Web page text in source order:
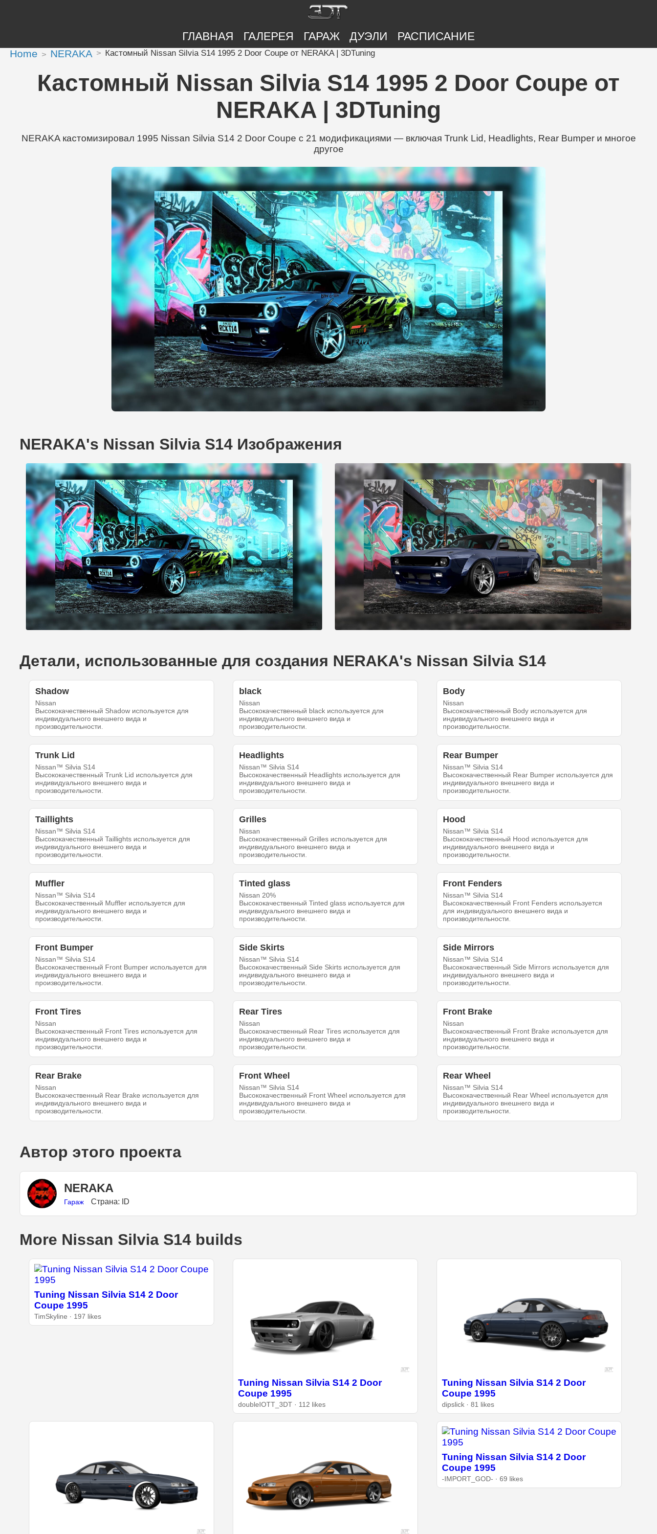
ГЛАВНАЯ ГАЛЕРЕЯ ГАРАЖ ДУЭЛИ РАСПИСАНИЕ
Home NERAKA Кастомный Nissan Silvia S14 1995 2 Door Coupe от NERAKA | 3DTuning
Кастомный Nissan Silvia S14 1995 2 Door Coupe от
NERAKA | 3DTuning
NERAKA кастомизировал 1995 Nissan Silvia S14 2 Door Coupe с 21 модификациями — включая Trunk Lid, Headlights, Rear Bumper и многое
другое
NERAKA's Nissan Silvia S14 Изображения
Детали, использованные для создания NERAKA's Nissan Silvia S14
Shadow
Nissan
Высококачественный Shadow используется для
индивидуального внешнего вида и
производительности.
black
Nissan
Высококачественный black используется для
индивидуального внешнего вида и
производительности.
Body
Nissan
Высококачественный Body используется для
индивидуального внешнего вида и
производительности.
Trunk Lid
Nissan™ Silvia S14
Высококачественный Trunk Lid используется для
индивидуального внешнего вида и
производительности.
Headlights
Nissan™ Silvia S14
Высококачественный Headlights используется для
индивидуального внешнего вида и
производительности.
Rear Bumper
Nissan™ Silvia S14
Высококачественный Rear Bumper используется для
индивидуального внешнего вида и
производительности.
Taillights
Nissan™ Silvia S14
Высококачественный Taillights используется для
индивидуального внешнего вида и
производительности.
Grilles
Nissan
Высококачественный Grilles используется для
индивидуального внешнего вида и
производительности.
Hood
Nissan™ Silvia S14
Высококачественный Hood используется для
индивидуального внешнего вида и
производительности.
Muffler
Nissan™ Silvia S14
Высококачественный Muffler используется для
индивидуального внешнего вида и
производительности.
Tinted glass
Nissan 20%
Высококачественный Tinted glass используется для
индивидуального внешнего вида и
производительности.
Front Fenders
Nissan™ Silvia S14
Высококачественный Front Fenders используется
для индивидуального внешнего вида и
производительности.
Front Bumper
Nissan™ Silvia S14
Высококачественный Front Bumper используется для
индивидуального внешнего вида и
производительности.
Side Skirts
Nissan™ Silvia S14
Высококачественный Side Skirts используется для
индивидуального внешнего вида и
производительности.
Side Mirrors
Nissan™ Silvia S14
Высококачественный Side Mirrors используется для
индивидуального внешнего вида и
производительности.
Front Tires
Nissan
Высококачественный Front Tires используется для
индивидуального внешнего вида и
производительности.
Rear Tires
Nissan
Высококачественный Rear Tires используется для
индивидуального внешнего вида и
производительности.
Front Brake
Nissan
Высококачественный Front Brake используется для
индивидуального внешнего вида и
производительности.
Rear Brake
Nissan
Высококачественный Rear Brake используется для
индивидуального внешнего вида и
производительности.
Front Wheel
Nissan™ Silvia S14
Высококачественный Front Wheel используется для
индивидуального внешнего вида и
производительности.
Rear Wheel
Nissan™ Silvia S14
Высококачественный Rear Wheel используется для
индивидуального внешнего вида и
производительности.
Автор этого проекта
NERAKA
Гараж Страна: ID
More Nissan Silvia S14 builds
Tuning Nissan Silvia S14 2 Door
Coupe 1995
TimSkyline · 197 likes
Tuning Nissan Silvia S14 2 Door
Coupe 1995
doubleIOTT_3DT · 112 likes
Tuning Nissan Silvia S14 2 Door
Coupe 1995
dipslick · 81 likes
Tuning Nissan Silvia S14 2 Door
Coupe 1995
-IMPORT_GOD- · 69 likes